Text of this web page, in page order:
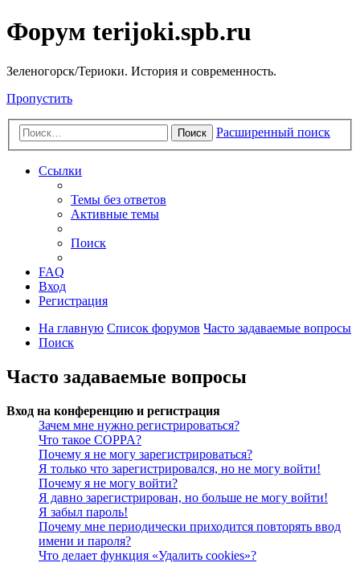
Форум terijoki.spb.ru
Зеленогорск/Териоки. История и современность.
Пропустить
Поиск Расширенный поиск
Ссылки
Темы без ответов
Активные темы
Поиск
FAQ
Вход
Регистрация
На главную Список форумов Часто задаваемые вопросы
Поиск
Часто задаваемые вопросы
Вход на конференцию и регистрация
Зачем мне нужно регистрироваться?
Что такое COPPA?
Почему я не могу зарегистрироваться?
Я только что зарегистрировался, но не могу войти!
Почему я не могу войти?
Я давно зарегистрирован, но больше не могу войти!
Я забыл пароль!
Почему мне периодически приходится повторять ввод
имени и пароля?
Что делает функция «Удалить cookies»?